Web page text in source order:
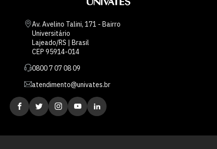
Av. Avelino Talini, 171 - Bairro
Universitário
Lajeado/RS | Brasil
CEP 95914-014
0800 7 07 08 09
atendimento@univates.br